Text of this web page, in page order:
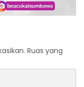
Ruas yang